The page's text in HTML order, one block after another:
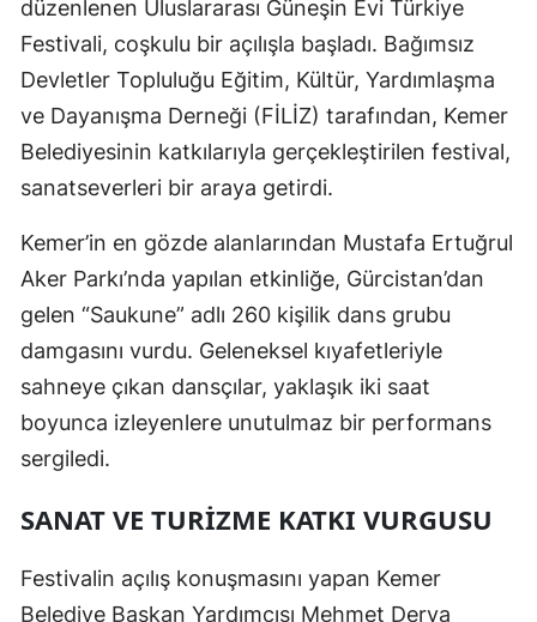
düzenlenen Uluslararası Güneşin Evi Türkiye
Festivali, coşkulu bir açılışla başladı. Bağımsız
Devletler Topluluğu Eğitim, Kültür, Yardımlaşma
ve Dayanışma Derneği (FİLİZ) tarafından, Kemer
Belediyesinin katkılarıyla gerçekleştirilen festival,
sanatseverleri bir araya getirdi.
Kemer’in en gözde alanlarından Mustafa Ertuğrul
Aker Parkı’nda yapılan etkinliğe, Gürcistan’dan
gelen “Saukune” adlı 260 kişilik dans grubu
damgasını vurdu. Geleneksel kıyafetleriyle
sahneye çıkan dansçılar, yaklaşık iki saat
boyunca izleyenlere unutulmaz bir performans
sergiledi.
SANAT VE TURIZME KATKI VURGUSU
Festivalin açılış konuşmasını yapan Kemer
Belediye Başkan Yardımcısı Mehmet Derya